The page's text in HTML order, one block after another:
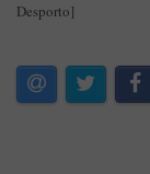
Desporto]